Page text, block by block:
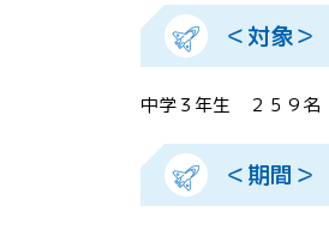
＜対象＞
中学３年生 ２５９名
＜期間＞